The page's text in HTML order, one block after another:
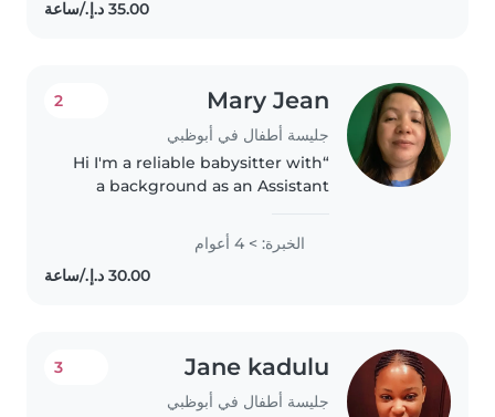
routines. I always prioritize
Mary Jean
جليسة أطفال في أبوظبي
2
“Hi I'm a reliable babysitter with
a background as an Assistant
energetic, and love creating a
safe, fun environment where
kids can learn and play!”
الخبرة: > 4 أعوام
Jane kadulu
جليسة أطفال في أبوظبي
3